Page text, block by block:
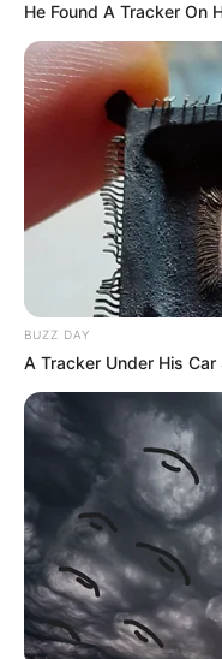
ΕΥΒΟΙΑ
He Found A Tracker On
BUZZ DAY
A Tracker Under His